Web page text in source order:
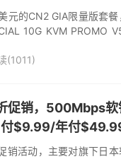
元的CN2 GIA限量版套
10G KVM PROMO
(1011)
促销，500Mbps软
$9.99/年付
活动，主要对旗下日